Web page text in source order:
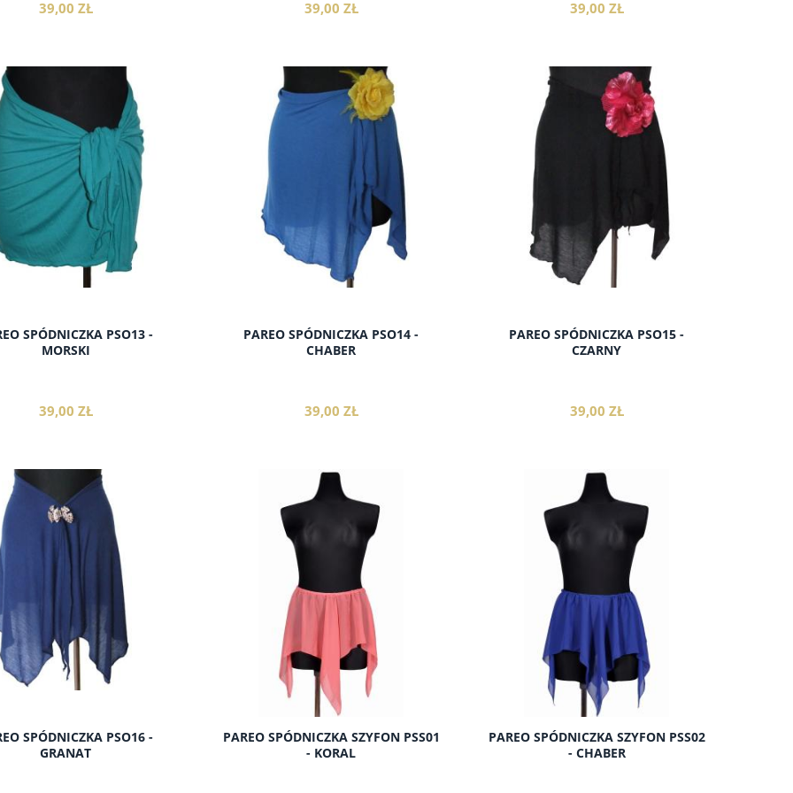
39,00 ZŁ
do koszyka
39,00 ZŁ 39,00 ZŁ
do koszyka
SPÓDNICZKA PSO13 -
MORSKI
39,00 ZŁ
do koszyka
PAREO SPÓDNICZKA PSO14 -
CHABER
39,00 ZŁ
do koszyka
PAREO SPÓDNICZKA PSO15 -
CZARNY
39,00 ZŁ
do koszyka
SPÓDNICZKA PSO16 -
GRANAT
PAREO SPÓDNICZKA SZYFON PSS01
- KORAL
PAREO SPÓDNICZKA SZYFON PSS02
- CHABER